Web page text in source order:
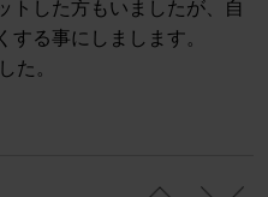
トした方もいましたが、自
る事にしまします。
た。